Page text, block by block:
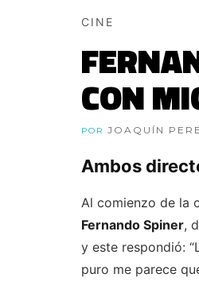
CINE
CON
POR JOAQUÍN
Ambos
Al comienzo de la
Fernando Spiner,
y este respondió:
puro me parece